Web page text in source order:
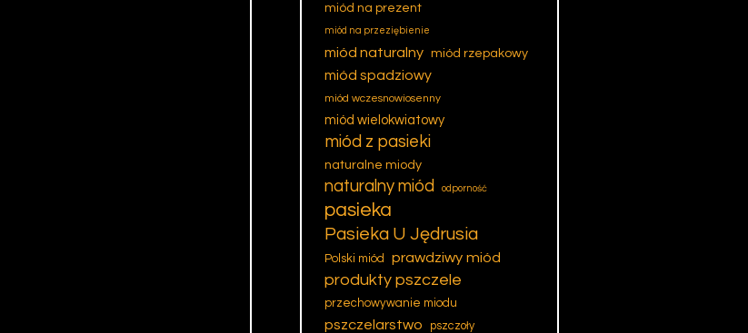
miód na prezent
miód na przeziębienie
miód naturalny miód rzepakowy
miód spadziowy
miód wczesnowiosenny
miód wielokwiatowy
miód z pasieki
naturalne miody
naturalny miód odporność
pasieka
Pasieka U Jędrusia
Polski miód prawdziwy miód
produkty pszczele
przechowywanie miodu
pszczelarstwo
pszczoły